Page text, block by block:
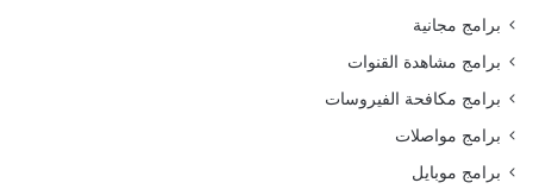
برامج مجانية
برامج مشاهدة القنوات
برامج مكافحة الفيروسات
برامج مواصلات
برامج موبايل